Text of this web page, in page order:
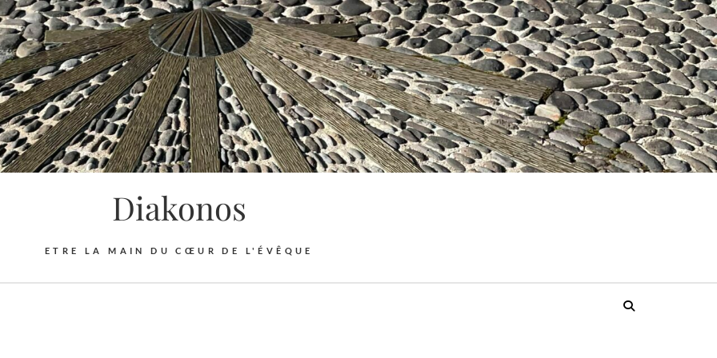
Diakonos
ETRE LA MAIN DU CŒUR DE L'ÉVÊQUE